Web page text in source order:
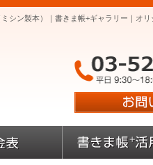
シン製本）｜書きま帳+ギャラリー｜オ